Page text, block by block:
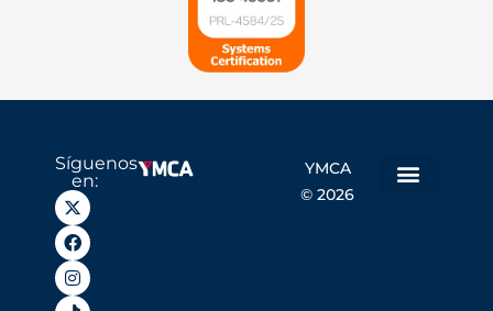
Síguenos
en:
YMCA
© 2026